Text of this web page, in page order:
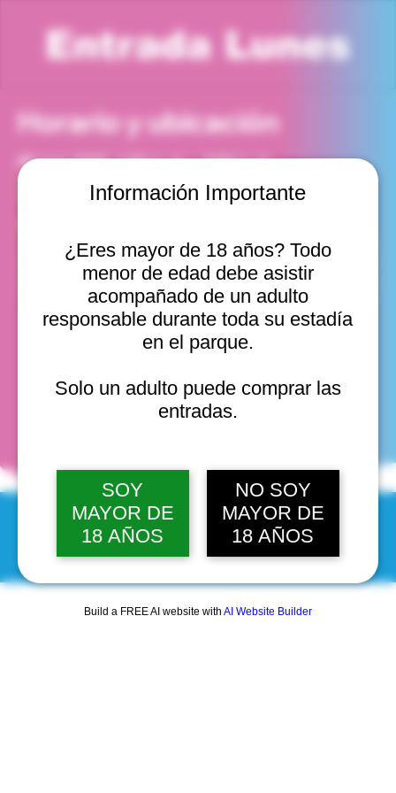
Información Importante
¿Eres mayor de 18 años? Todo
menor de edad debe asistir
acompañado de un adulto
responsable durante toda su estadía
en el parque.
Solo un adulto puede comprar las
entradas.
SOY
MAYOR DE
18 AÑOS
NO SOY
MAYOR DE
18 AÑOS
Build a FREE AI website with AI Website Builder
Entrada Lunes
Horario y ubicación
09 mar 2026, 1:00 p. m. – 2:00 p. m.
Viña del Mar, Cam. Internacional 2440, Viña del Mar,
Valparaíso, Chile
lun, 10 ago, 10:00 a. m.
lun, 10 ago, 11:00 a. m.
lun, 10 ago, 12:00 p. m.
Ver 20
fechas
© 2025 by Scantastic.